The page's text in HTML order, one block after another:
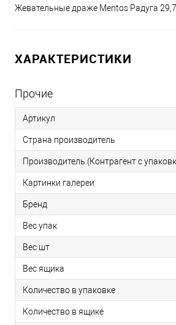
Жевательные драже Mentos Радуга
ХАРАКТЕРИСТИКИ
Прочие
Артикул
Страна производитель
Производитель (Контрагент с
Картинки галереи
Бренд
Вес упак
Вес шт
Вес ящика
Количество в упаковке
Количество в ящике